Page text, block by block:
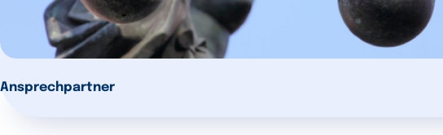
Ansprechpartner